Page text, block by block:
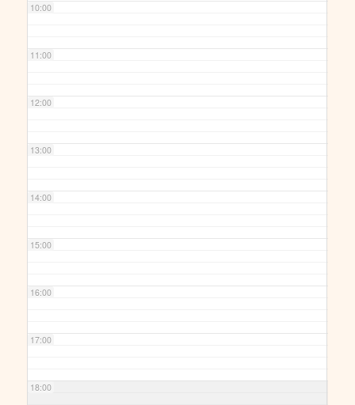
10:00
11:00
12:00
13:00
14:00
15:00
16:00
17:00
18:00